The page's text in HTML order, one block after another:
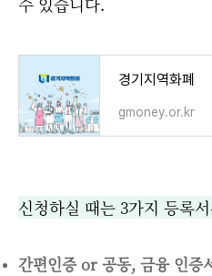
경기지역화폐
gmoney.or.kr
신청하실 때는 3가지 등록
간편인증 or 공동, 금융 인증